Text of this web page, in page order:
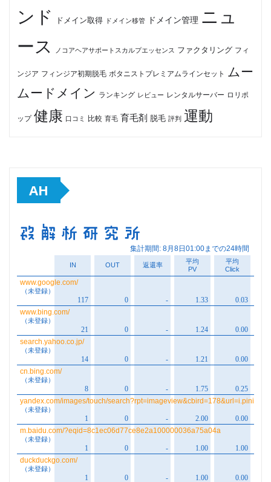
ンド
ドメイン取得 ドメイン移管 ドメイン管理 ニュ
ース
ノコアヘアサポートスカルプエッセンス ファクタリング フィ
ンジア フィンジア初期脱毛 ボタニストプレミアムラインセット ムー
ムードメイン ランキング レビュー レンタルサーバー ロリポ
ップ 健康 口コミ 比較 育毛 育毛剤 脱毛 評判 運動
AH